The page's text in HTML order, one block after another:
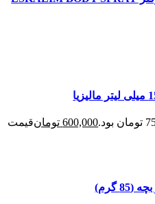
600,000 تومانقیمت